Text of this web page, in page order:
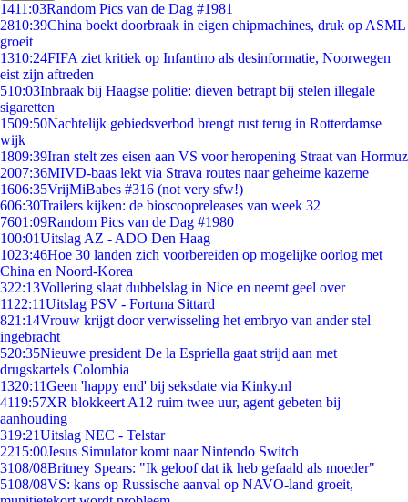
1411:03Random Pics van de Dag #1981
2810:39China boekt doorbraak in eigen chipmachines, druk op ASML
groeit
1310:24FIFA ziet kritiek op Infantino als desinformatie, Noorwegen
eist zijn aftreden
510:03Inbraak bij Haagse politie: dieven betrapt bij stelen illegale
sigaretten
1509:50Nachtelijk gebiedsverbod brengt rust terug in Rotterdamse
wijk
1809:39Iran stelt zes eisen aan VS voor heropening Straat van Hormuz
2007:36MIVD-baas lekt via Strava routes naar geheime kazerne
1606:35VrijMiBabes #316 (not very sfw!)
606:30Trailers kijken: de bioscoopreleases van week 32
7601:09Random Pics van de Dag #1980
100:01Uitslag AZ - ADO Den Haag
1023:46Hoe 30 landen zich voorbereiden op mogelijke oorlog met
China en Noord-Korea
322:13Vollering slaat dubbelslag in Nice en neemt geel over
11 22:11Uitslag PSV - Fortuna Sittard
821:14Vrouw krijgt door verwisseling het embryo van ander stel
ingebracht
520:35Nieuwe president De la Espriella gaat strijd aan met
drugskartels Colombia
1320:11Geen 'happy end' bij seksdate via Kinky.nl
4119:57XR blokkeert A12 ruim twee uur, agent gebeten bij
aanhouding
319:21Uitslag NEC - Telstar
2215:00Jesus Simulator komt naar Nintendo Switch
3108/08Britney Spears: "Ik geloof dat ik heb gefaald als moeder"
5108/08VS: kans op Russische aanval op NAVO-land groeit,